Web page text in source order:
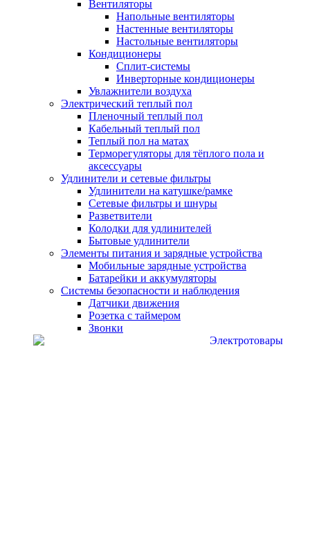
Вентиляторы
Напольные вентиляторы
Настенные вентиляторы
Настольные вентиляторы
Кондиционеры
Сплит-системы
Инверторные кондиционеры
Увлажнители воздуха
Электрический теплый пол
Пленочный теплый пол
Кабельный теплый пол
Теплый пол на матах
Терморегуляторы для тёплого пола и
аксессуары
Удлинители и сетевые фильтры
Удлинители на катушке/рамке
Сетевые фильтры и шнуры
Разветвители
Колодки для удлинителей
Бытовые удлинители
Элементы питания и зарядные устройства
Мобильные зарядные устройства
Батарейки и аккумуляторы
Системы безопасности и наблюдения
Датчики движения
Розетка с таймером
Звонки